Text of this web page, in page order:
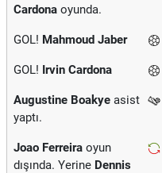
Cardona oyunda.
GOL! Mahmoud Jaber
GOL! Irvin Cardona
Augustine Boakye asist
yaptı.
Joao Ferreira oyun
dışında. Yerine Dennis